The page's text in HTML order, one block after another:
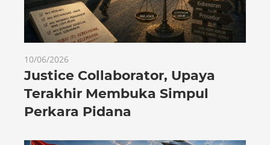
10/06/2026
Justice Collaborator, Upaya
Terakhir Membuka Simpul
Perkara Pidana